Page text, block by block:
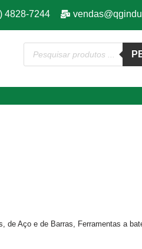
4828-7244
de Aço e de Barras, Ferramentas a